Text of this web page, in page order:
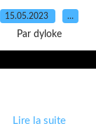
15.05.2023 …
Par dyloke
Lire la suite